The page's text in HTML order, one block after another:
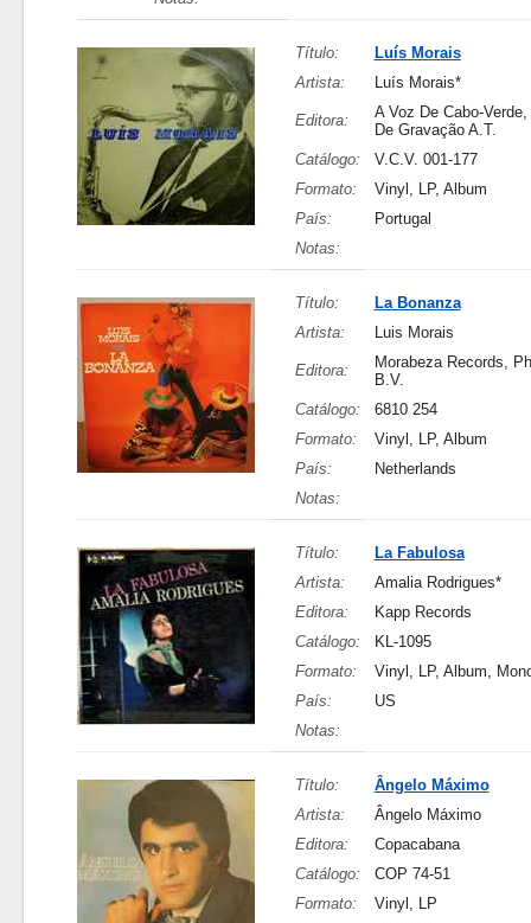
Título:
Luís Morais
Artista:
Luís Morais*
Editora:
A Voz De Cabo-
De Gravação A.T.
Catálogo:
V.C.V. 001-177
Formato:
Vinyl, LP, Album
País:
Portugal
Notas:
Título:
La Bonanza
Artista:
Luis Morais
Editora:
Morabeza Records,
B.V.
Catálogo:
6810 254
Formato:
Vinyl, LP, Album
País:
Netherlands
Notas:
Título:
La Fabulosa
Artista:
Amalia Rodrigues*
Editora:
Kapp Records
Catálogo:
KL-1095
Formato:
Vinyl, LP, Album,
País:
US
Notas:
Título:
Ângelo Máximo
Artista:
Ângelo Máximo
Editora:
Copacabana
Catálogo:
COP 74-51
Formato:
Vinyl, LP